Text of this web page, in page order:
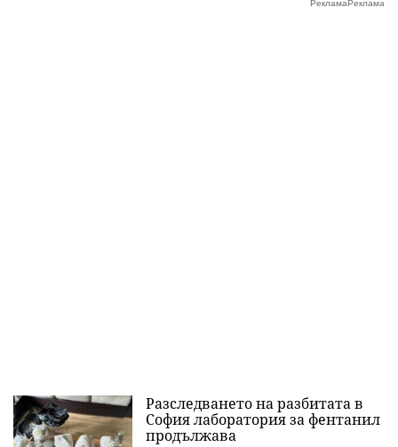
Разследването на разбитата в
София лаборатория за фентанил
продължава